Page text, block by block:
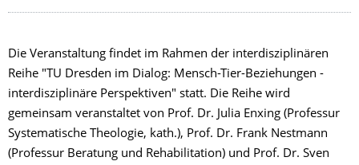
Die Veranstaltung findet im Rahmen der interdisziplinären
Reihe "TU Dresden im Dialog: Mensch-Tier-Beziehungen -
interdisziplinäre Perspektiven" statt. Die Reihe wird
gemeinsam veranstaltet von Prof. Dr. Julia Enxing (Professur
Systematische Theologie, kath.), Prof. Dr. Frank Nestmann
(Professur Beratung und Rehabilitation) und Prof. Dr. Sven